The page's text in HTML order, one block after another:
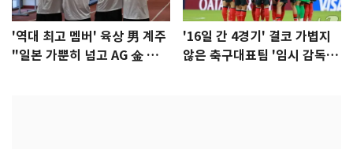
'역대 최고 멤버' 육상 男 계주
"일본 가뿐히 넘고 AG 金 따겠
'16일 간 4경기' 결코 가볍지
않은 축구대표팀 '임시 감독'